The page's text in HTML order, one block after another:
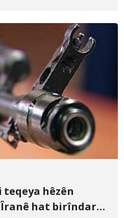
hêzên
hat birîndar